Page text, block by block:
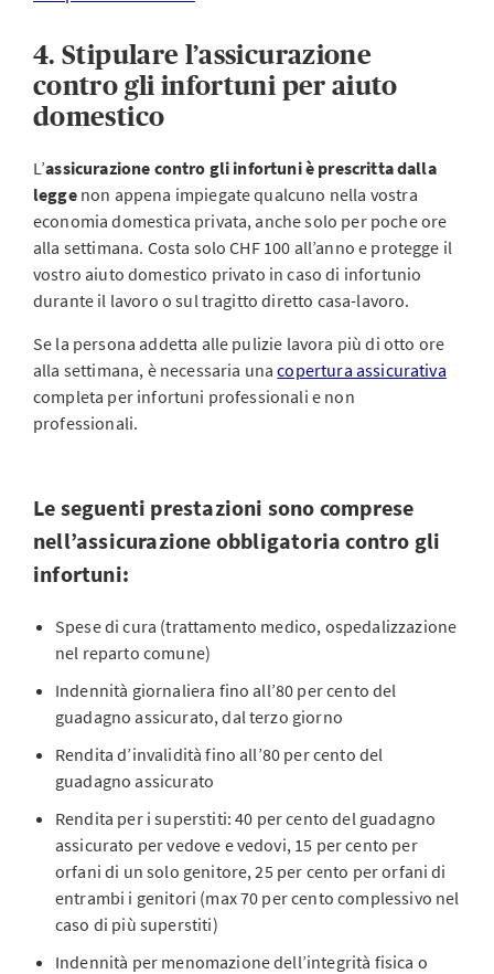
4. Stipulare l’assicurazione
contro gli infortuni per aiuto
domestico
L’assicurazione contro gli infortuni è prescritta dalla
leggenon appena impiegate qualcuno nella vostra
economia domestica privata, anche solo per poche ore
alla settimana. Costa solo CHF 100 all’anno e protegge il
vostro aiuto domestico privato in caso di infortunio
durante il lavoro o sul tragitto diretto casa-lavoro.
Se la persona addetta alle pulizie lavora più di otto ore
alla settimana, è necessaria unacopertura assicurativa
completa per infortuni professionali e non
professionali.
Le seguenti prestazioni sono comprese
nell’assicurazione obbligatoria contro gli
infortuni:
Spese di cura (trattamento medico, ospedalizzazione
nel reparto comune)
Indennità giornaliera fino all’80 per cento del
guadagno assicurato, dal terzo giorno
Rendita d’invalidità fino all’80 per cento del
guadagno assicurato
Rendita per i superstiti: 40 per cento del guadagno
assicurato per vedove e vedovi, 15 per cento per
orfani di un solo genitore, 25 per cento per orfani di
entrambi i genitori (max 70 per cento complessivo nel
caso di più superstiti)
Indennità per menomazione dell’integrità fisica o